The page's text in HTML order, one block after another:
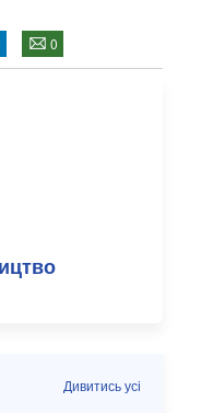
0
Дивитись усі